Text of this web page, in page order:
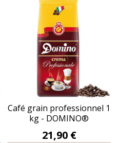
Café grain professionnel 1
kg - DOMINO®
Prix
21,90 €